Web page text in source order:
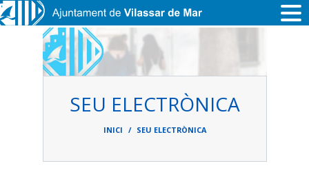
Vés al contingut
SEU ELECTRÒNICA
d'ariadna
INICI SEU ELECTRÒNICA